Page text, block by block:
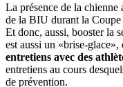
La présence de la
de la BIU durant la
Et donc, aussi, booster la
est aussi un «brise-
entretiens avec des
entretiens au cours
de prévention.